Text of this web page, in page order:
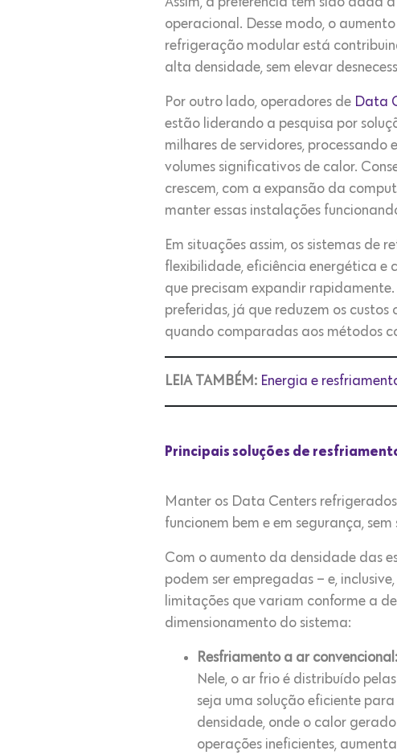
operacional. Desse modo, o
refrigeração modular está
alta densidade, sem elevar
Por outro lado, operadores de Data
estão liderando a pesquisa por
milhares de servidores,
volumes significativos de calor.
crescem, com a expansão da
manter essas instalações
Em situações assim, os sistemas
flexibilidade, eficiência energética e
que precisam expandir
preferidas, já que reduzem os
quando comparadas aos métodos
LEIA TAMBÉM: Energia e
Principais soluções de
Manter os Data Centers
funcionem bem e em segurança,
Com o aumento da densidade das
podem ser empregadas – e,
limitações que variam conforme a
dimensionamento do sistema:
Resfriamento a ar convencional:
Nele, o ar frio é distribuído
seja uma solução eficiente
densidade, onde o calor
operações ineficientes,